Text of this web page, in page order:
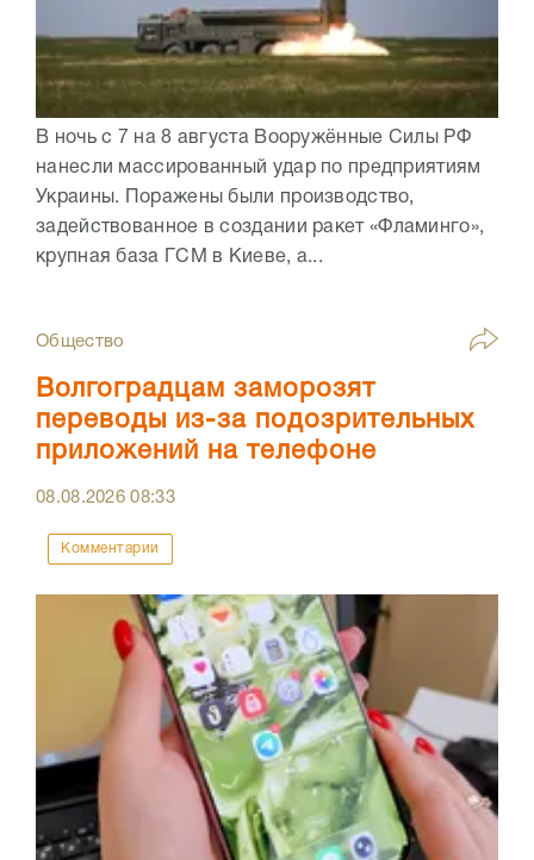
В ночь с 7 на 8 августа Вооружённые Силы РФ
нанесли массированный удар по предприятиям
Украины. Поражены были производство,
задействованное в создании ракет «Фламинго»,
крупная база ГСМ в Киеве, а...
Общество
Волгоградцам заморозят
переводы из-за подозрительных
приложений на телефоне
08.08.202608:33
Комментарии